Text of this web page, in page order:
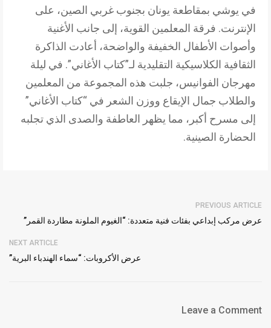
في يوشي بمقاطعة يونان بجنوب غربي الصين، على
الإنترنت. فرقة المعلمين القوية، إلى جانب الأغنية
وأصوات الأطفال الخفيفة والواضحة، أعادت الذاكرة
الثقافية الكلاسيكية التقليدية لـ”كتاب الأغاني”. في ليلة
مهرجان الفوانيس، جلبت هذه المجموعة من المعلمين
والطلاب جمال الإيقاع ووزن الشعر في “كتاب الأغاني”
إلى مسرح أكبر، مما يظهر العاطفة والصدى الذي تجلبه
الحضارة الصينية.
PREVIOUS ARTICLE
عرض مركب إبداعي بفئات فنية متعددة: “الغيوم الملونة مطاردة القمر”
NEXT ARTICLE
عرض الأكروبات: “سماء الهندباء البرية”
Leave a Comment